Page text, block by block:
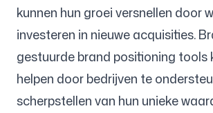
kunnen hun groei versnellen door
investeren in nieuwe acquisities.
gestuurde brand positioning tools
helpen door bedrijven te
scherpstellen van hun unieke